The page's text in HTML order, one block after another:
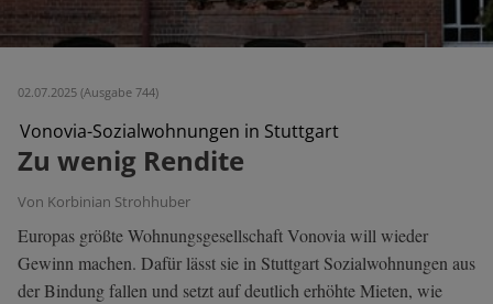
02.07.2025 (Ausgabe 744)
Vonovia-Sozialwohnungen in Stuttgart
Zu wenig Rendite
Von Korbinian Strohhuber
Europas größte Wohnungsgesellschaft Vonovia will wieder
Gewinn machen. Dafür lässt sie in Stuttgart Sozialwohnungen aus
der Bindung fallen und setzt auf deutlich erhöhte Mieten, wie